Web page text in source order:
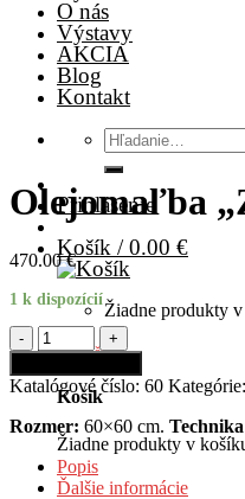
O nás
Výstavy
AKCIA
Blog
Kontakt
Hľadať:
Prihlásenie
Košík /0.00 €
Žiadne produkty
Košík
Žiadne produkty v
Olejomaľba
470.00€
1 k dispozícií
množstvo
Olejomaľba
"Zátišie
s
medeným
kotlíkom"
Katalógové číslo: 60 Kategórie:
Rozmer: 60×60 cm.
Popis
Ďalšie informácie